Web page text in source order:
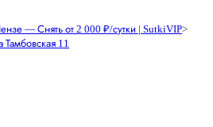
— Снять от 2 000 ₽/сутки | SutkiVIP>
Тамбовская 11